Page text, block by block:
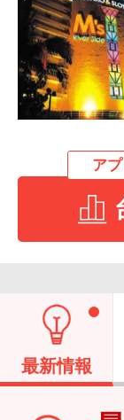
ア
最新情報